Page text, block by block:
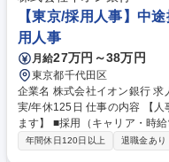
【東京/採用人事】中
用人事
月給27万円～38万円
東京都千代田区
企業名 株式会社イオン銀行 求人名 【東京/採用人事】中途採用/福利厚生充
実/年休125日 仕事の内容 【人事部の採用担当として下記役割をお任せし
ます】 ■採用（キャリア・時
■その他付随する業務 【具体的には】 ■人事戦略、要員計画に基づく求人
年間休日120日以上 退職金あり